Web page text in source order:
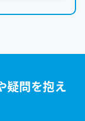
疑問を抱え